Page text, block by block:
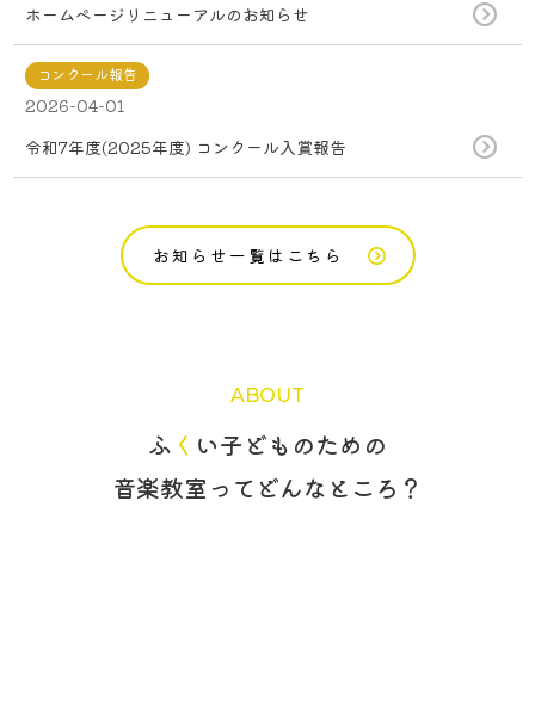
ホームページリニューアルのお知らせ
コンクール報告
2026-04-01
令和7年度(2025年度) コンクール入賞報告
お知らせ一覧はこちら
ABOUT
ふ く い子どものための
音楽教室ってどんなところ？